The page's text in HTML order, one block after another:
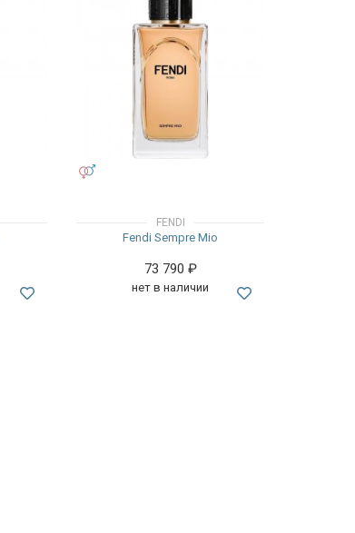
FENDI
Fendi Sempre Mio
73 790 ₽
нет в наличии